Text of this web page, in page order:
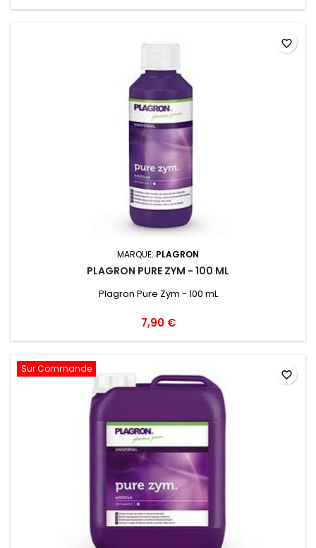
MARQUE: PLAGRON
PLAGRON PURE ZYM - 100 ML
Plagron Pure Zym - 100 mL
7,90 €
favorite_border
Sur Commande favorite_border